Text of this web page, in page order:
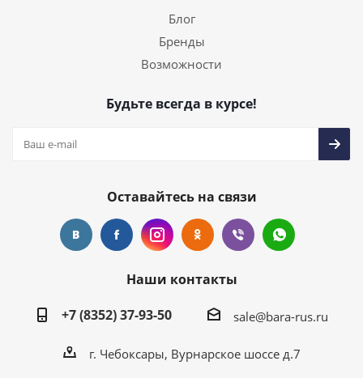
Блог
Бренды
Возможности
Будьте всегда в курсе!
Оставайтесь на связи
Наши контакты
+7 (8352) 37-93-50
sale@bara-rus.ru
г. Чебоксары, Вурнарское шоссе д.7